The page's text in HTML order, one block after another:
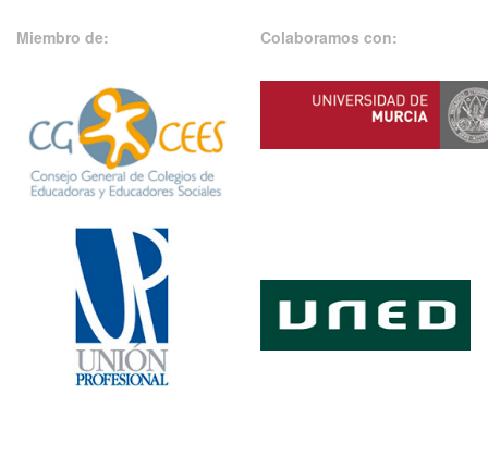
Miembro de: Colaboramos con: